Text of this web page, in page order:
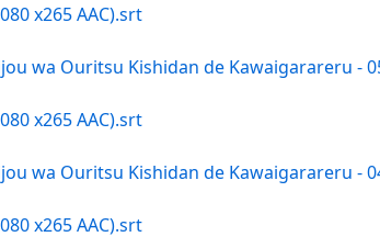
x265 AAC).srt
wa Ouritsu Kishidan de Kawaigarareru -
x265 AAC).srt
wa Ouritsu Kishidan de Kawaigarareru -
x265 AAC).srt